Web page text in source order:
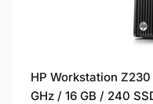
HP Workstation
GHz / 16 GB / 240